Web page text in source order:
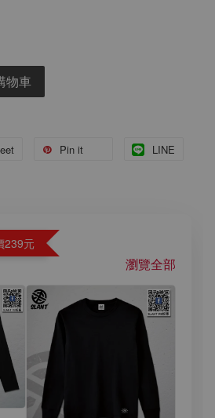
物車
Pin it LINE
239元
瀏覽全部